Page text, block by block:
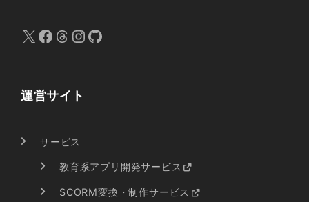
X Facebook Threads InstagramGitHub
運営サイト
サービス
教育系アプリ開発サービス
SCORM変換・制作サービス